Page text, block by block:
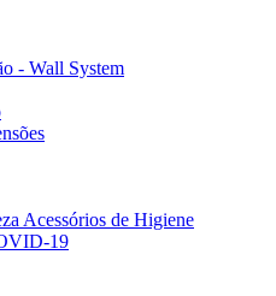
- Wall System
Acessórios de Higiene
19